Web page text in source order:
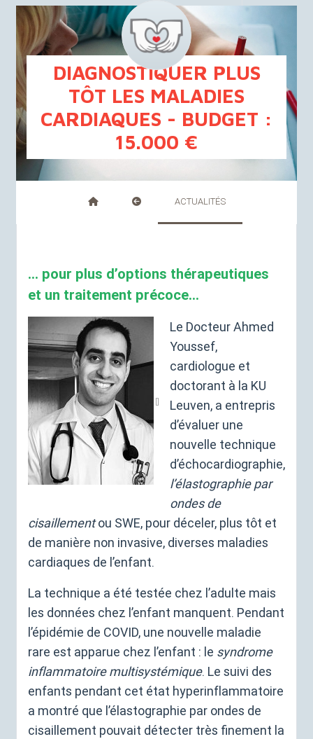
DIAGNOSTIQUER PLUS
TÔT LES MALADIES
CARDIAQUES - BUDGET :
15.000 €
ACTUALITÉS
... pour plus d’options thérapeutiques
et un traitement précoce...
Le Docteur Ahmed
Youssef,
cardiologue et
doctorant à la KU
Leuven, a entrepris
d’évaluer une
nouvelle technique
d’échocardiographie,
l’élastographie par
ondes de
cisaillementou SWE, pour déceler, plus tôt et
de manière non invasive, diverses maladies
cardiaques de l’enfant.
La technique a été testée chez l’adulte mais
les données chez l’enfant manquent. Pendant
l’épidémie de COVID, une nouvelle maladie
rare est apparue chez l’enfant : le syndrome
inflammatoire multisystémique. Le suivi des
enfants pendant cet état hyperinflammatoire
a montré que l’élastographie par ondes de
cisaillement pouvait détecter très finement la